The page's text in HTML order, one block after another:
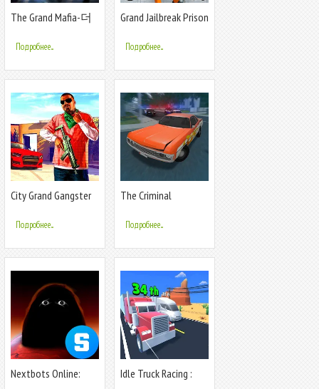
The Grand Mafia-더
Подробнее...
Grand Jailbreak Prison
Подробнее...
City Grand Gangster
Подробнее...
The Criminal
Подробнее...
Nextbots Online:
Idle Truck Racing :